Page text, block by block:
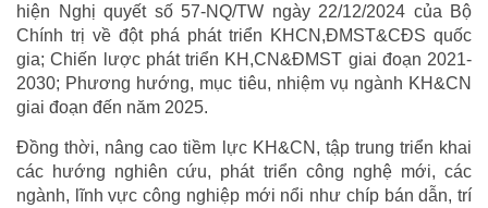
hiện Nghị quyết số 57-NQ/TW ngày 22/12/2024 của Bộ
Chính trị về đột phá phát triển KHCN,ĐMST&CĐS quốc
gia; Chiến lược phát triển KH,CN&ĐMST giai đoạn 2021-
2030; Phương hướng, mục tiêu, nhiệm vụ ngành KH&CN
giai đoạn đến năm 2025.
Đồng thời, nâng cao tiềm lực KH&CN, tập trung triển khai
các hướng nghiên cứu, phát triển công nghệ mới, các
ngành, lĩnh vực công nghiệp mới nổi như chíp bán dẫn, trí